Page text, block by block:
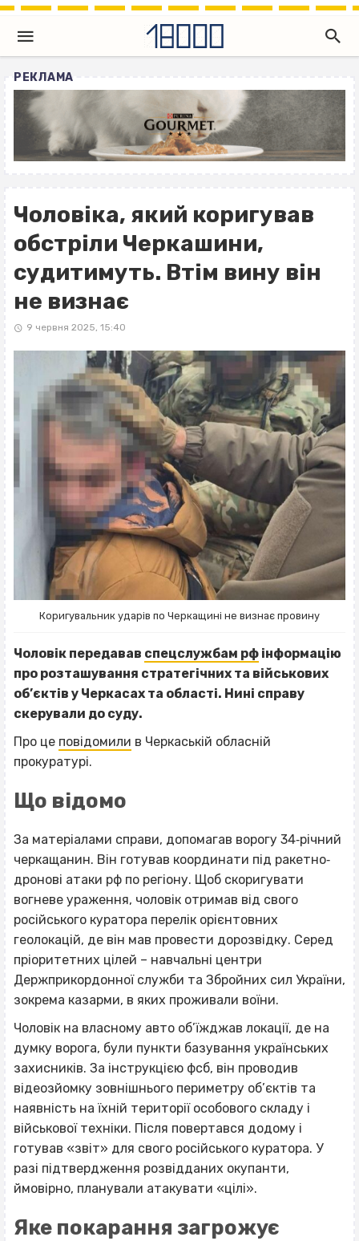
РЕКЛАМА
Чоловіка, який коригував
обстріли Черкашини,
судитимуть. Втім вину він
не визнає
9 червня 2025, 15:40
Коригувальник ударів по Черкащині не визнає провину
Чоловік передавав спецслужбам рф інформацію
про розташування стратегічних та військових
об’єктів у Черкасах та області. Нині справу
скерували до суду.
Про це повідомили в Черкаській обласній
прокуратурі.
Що відомо
За матеріалами справи, допомагав ворогу 34‐річний
черкащанин. Він готував координати під ракетно‐
дронові атаки рф по регіону. Щоб скоригувати
вогневе ураження, чоловік отримав від свого
російського куратора перелік орієнтовних
геолокацій, де він мав провести дорозвідку. Серед
пріоритетних цілей – навчальні центри
Держприкордонної служби та Збройних сил України,
зокрема казарми, в яких проживали воїни.
Чоловік на власному авто об’їжджав локації, де на
думку ворога, були пункти базування українських
захисників. За інструкцією фсб, він проводив
відеозйомку зовнішнього периметру об’єктів та
наявність на їхній території особового складу і
військової техніки. Після повертався додому і
готував «звіт» для свого російського куратора. У
разі підтвердження розвідданих окупанти,
ймовірно, планували атакувати «цілі».
Яке покарання загрожує